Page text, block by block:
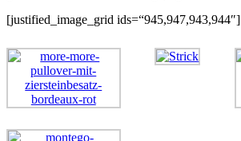
[justified_image_grid ids=“945,947,943,944″]